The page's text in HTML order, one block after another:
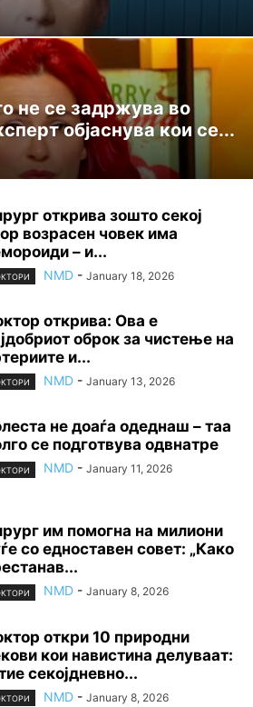
не се задржува во
објаснува кои се...
открива зошто секој
возрасен човек има
– и...
NMD - January 18, 2026
открива: Ова е
оброк за чистење на
и...
NMD - January 13, 2026
не доаѓа одеднаш – таа
се подготвува одвнатре
NMD - January 11, 2026
им помогна на милиони
со едноставен совет: „Како
NMD - January 8, 2026
откри 10 природни
кои навистина делуваат:
секојдневно...
NMD - January 8, 2026